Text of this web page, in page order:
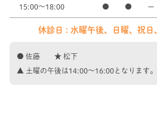
15:00～18:00 ● ● ー
休診日 : 水曜午後、日曜、祝日
● 佐藤 ★ 松下
▲ 土曜の午後は14:00〜16:00となります。